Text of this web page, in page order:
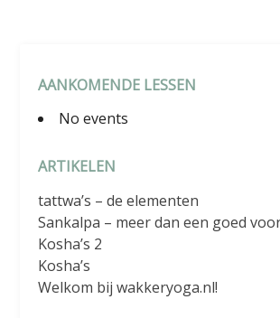
AANKOMENDE LESSEN
No events
ARTIKELEN
tattwa’s – de elementen
Sankalpa – meer dan een goed
Kosha’s 2
Kosha’s
Welkom bij wakkeryoga.nl!